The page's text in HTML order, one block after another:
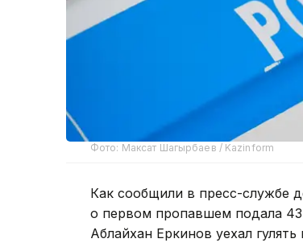
Фото: Максат Шагырбаев / Kazinform
Как сообщили в пресс-службе
о первом пропавшем подала
Аблайхан Еркинов уехал